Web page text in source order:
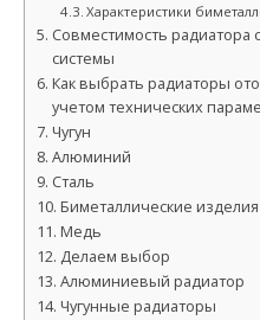
Характеристики
Совместимость радиатора
системы
Как выбрать радиаторы
учетом технических
Чугун
Алюминий
Сталь
Биметаллические изделия
Медь
Делаем выбор
Алюминиевый радиатор
Чугунные радиаторы